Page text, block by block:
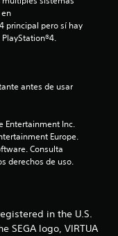
principal pero sí hay
Entertainment Inc.
Europe.
Consulta
derechos de uso.
in the U.S.
SEGA logo, VIRTUA